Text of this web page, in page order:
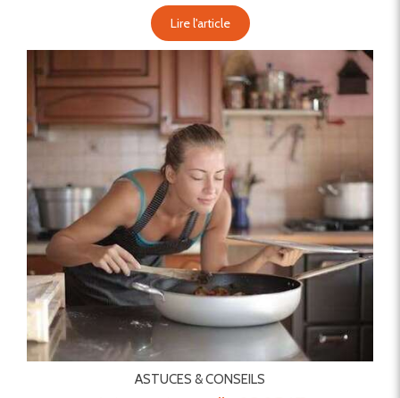
Lire l'article
ASTUCES & CONSEILS